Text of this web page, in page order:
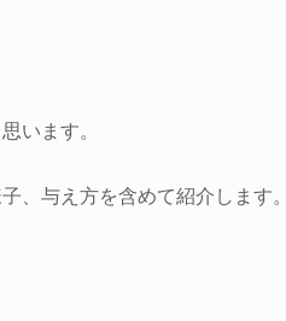
います。
、与え方を含めて紹介します。